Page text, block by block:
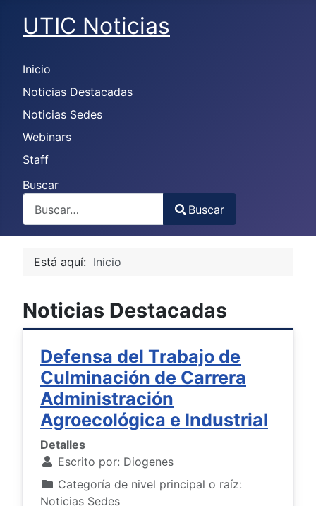
UTIC Noticias
Inicio
Noticias Destacadas
Noticias Sedes
Webinars
Staff
Buscar
Type 2 or more characters for results.
Buscar
Está aquí: Inicio
Noticias Destacadas
Defensa del Trabajo de
Culminación de Carrera
Administración
Agroecológica e Industrial
Detalles
Escrito por: Diogenes
Categoría de nivel principal o raíz:
Noticias Sedes